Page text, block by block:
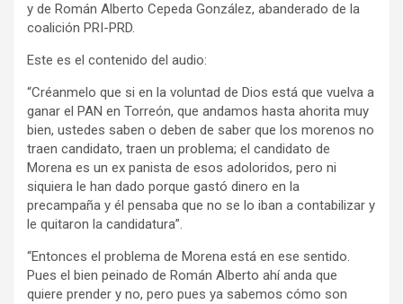
y de Román Alberto Cepeda González, abanderado de la
coalición PRI-PRD.
Este es el contenido del audio:
“Créanmelo que si en la voluntad de Dios está que vuelva a
ganar el PAN en Torreón, que andamos hasta ahorita muy
bien, ustedes saben o deben de saber que los morenos no
traen candidato, traen un problema; el candidato de
Morena es un ex panista de esos adoloridos, pero ni
siquiera le han dado porque gastó dinero en la
precampaña y él pensaba que no se lo iban a contabilizar y
le quitaron la candidatura”.
“Entonces el problema de Morena está en ese sentido.
Pues el bien peinado de Román Alberto ahí anda que
quiere prender y no, pero pues ya sabemos cómo son